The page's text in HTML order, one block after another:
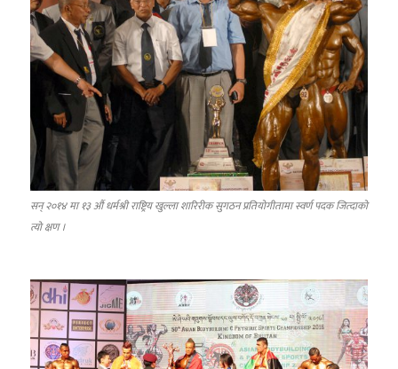
सन् २०१४ मा १३ औं धर्मश्री राष्ट्रिय खुल्ला शारिरीक सुगठन प्रतियोगीतामा स्वर्ण पदक जित्दाको
त्यो क्षण ।